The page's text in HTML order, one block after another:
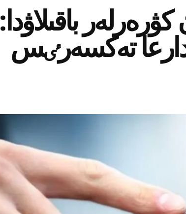
باقىلاۋدا:
تەكسەرٸس